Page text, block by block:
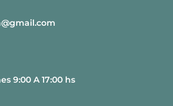
9:00 A 17:00 hs